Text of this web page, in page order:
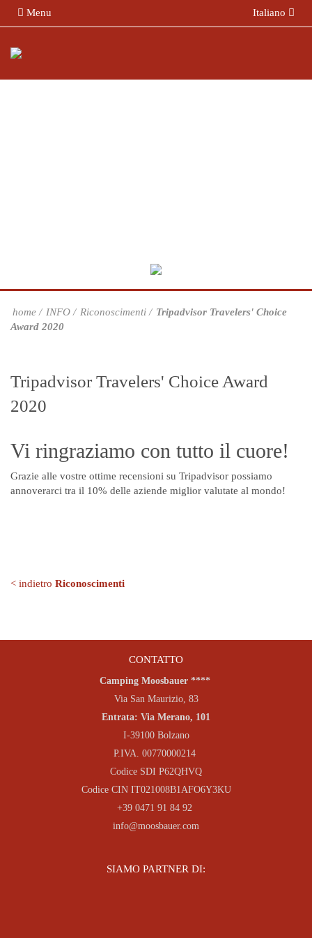
Menu Italiano
home INFO Riconoscimenti
Tripadvisor Travelers' Choice
Award 2020
Tripadvisor Travelers' Choice Award
2020
Vi ringraziamo con tutto il cuore!
Grazie alle vostre ottime recensioni su Tripadvisor possiamo
annoverarci tra il 10% delle aziende miglior valutate al mondo!
< indietro Riconoscimenti
CONTATTO
Camping Moosbauer ****
Via San Maurizio, 83
Entrata: Via Merano, 101
I-39100 Bolzano
P.IVA. 00770000214
Codice SDI P62QHVQ
Codice CIN IT021008B1AFO6Y3KU
+39 0471 91 84 92
info@moosbauer.com
SIAMO PARTNER DI: